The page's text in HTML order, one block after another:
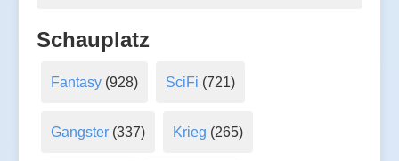
Schauplatz
Fantasy(928) SciFi (721)
Gangster(337) Krieg (265)